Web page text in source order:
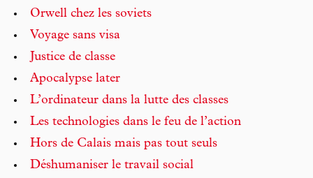
Orwell chez les soviets
Voyage sans visa
Justice de classe
Apocalypse later
L’ordinateur dans la lutte des classes
Les technologies dans le feu de l’action
Hors de Calais mais pas tout seuls
Déshumaniser le travail social